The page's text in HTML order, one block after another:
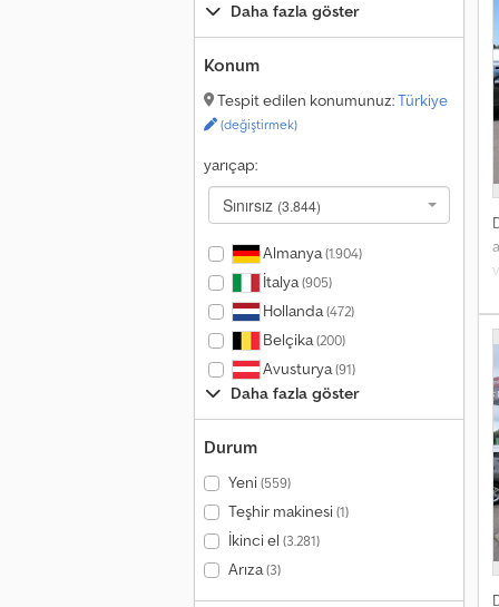
Daha fazla göster
Konum
Tespit edilen konumunuz:Türkiye
(değiştirmek)
yarıçap:
Sınırsız (3.844)
Almanya(1.904)
İtalya(905)
Hollanda(472)
Belçika(200)
Avusturya(91)
Daha fazla göster
Durum
Yeni(559)
Teşhir makinesi(1)
İkinci el (3.281)
Arıza(3)